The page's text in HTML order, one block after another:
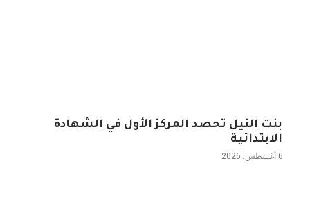
بنت النيل تحصد المركز الأول في الشهادة
الابتدائية
6 أغسطس، 2026